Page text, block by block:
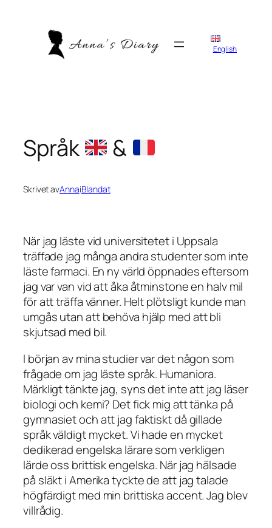
English
Språk &
Skrivet avAnnaiBlandat
När jag läste vid universitetet i Uppsala
träffade jag många andra studenter som inte
läste farmaci. En ny värld öppnades eftersom
jag var van vid att åka åtminstone en halv mil
för att träffa vänner. Helt plötsligt kunde man
umgås utan att behöva hjälp med att bli
skjutsad med bil.
I början av mina studier var det någon som
frågade om jag läste språk. Humaniora.
Märkligt tänkte jag, syns det inte att jag läser
biologi och kemi? Det fick mig att tänka på
gymnasiet och att jag faktiskt då gillade
språk väldigt mycket. Vi hade en mycket
dedikerad engelska lärare som verkligen
lärde oss brittisk engelska. När jag hälsade
på släkt i Amerika tyckte de att jag talade
högfärdigt med min brittiska accent. Jag blev
villrådig.